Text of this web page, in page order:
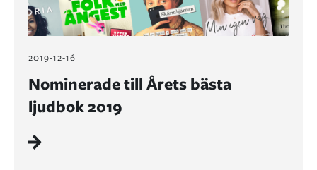
2019-12-16
Nominerade till Årets bästa
ljudbok 2019